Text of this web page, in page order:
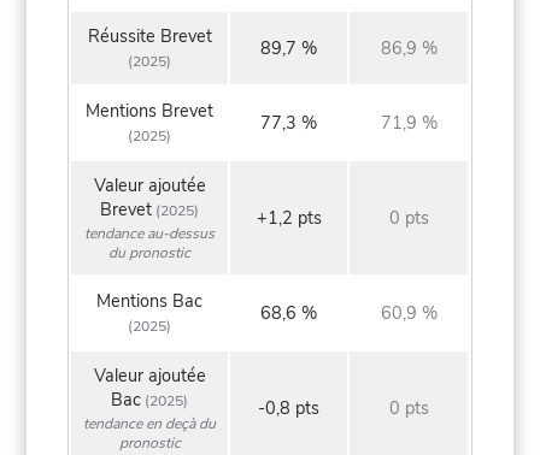
Réussite Brevet
(2025)
89,7 % 86,9 %
Mentions Brevet
(2025)
77,3 % 71,9 %
Valeur ajoutée
Brevet (2025)
tendance au-dessus
du pronostic
+1,2 pts 0 pts
Mentions Bac
(2025)
68,6 % 60,9 %
Valeur ajoutée
Bac (2025)
tendance en deçà du
pronostic
-0,8 pts 0 pts